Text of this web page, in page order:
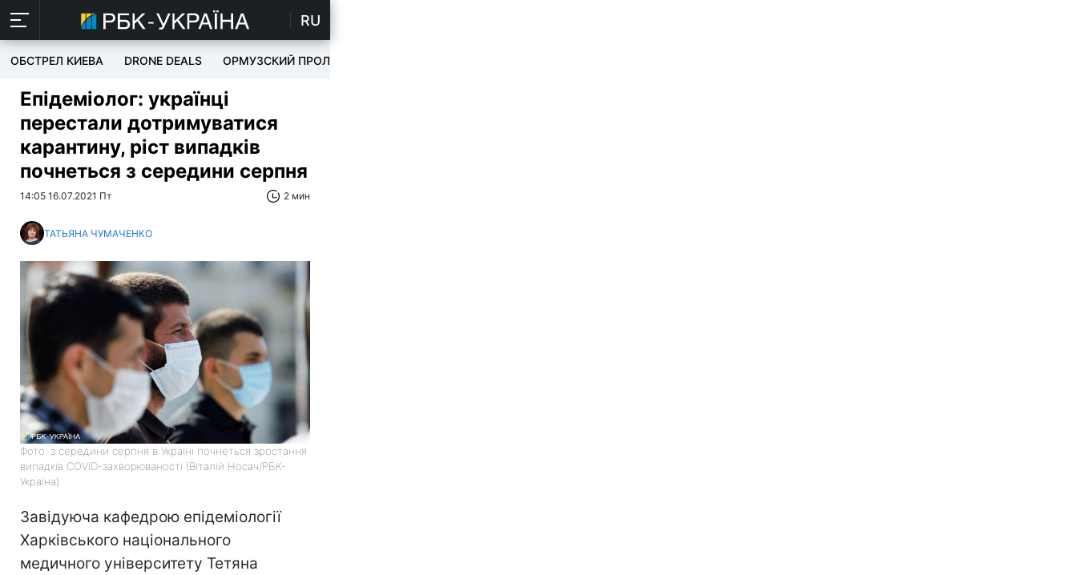
RU
ОБСТРЕЛ КИЕВА DRONE DEALS ОРМУЗСКИЙ ПРОЛИВ
Епідеміолог: українці
перестали дотримуватися
карантину, ріст випадків
почнеться з середини серпня
14:05 16.07.2021 Пт 2 мин
ТАТЬЯНА ЧУМАЧЕНКО
Фото: з середини серпня в Україні почнеться зростання
випадків COVID-захворюваності (Віталій Носач/РБК-
Україна)
Завідуюча кафедрою епідеміології
Харківського національного
медичного університету Тетяна